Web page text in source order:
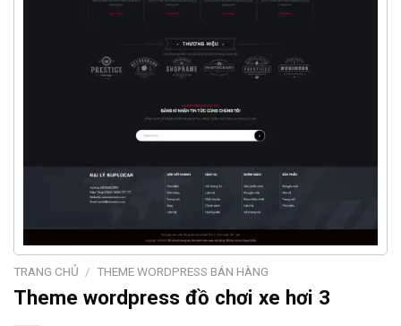
TRANG CHỦ / THEME WORDPRESS BÁN HÀNG
Theme wordpress đồ chơi xe hơi 3